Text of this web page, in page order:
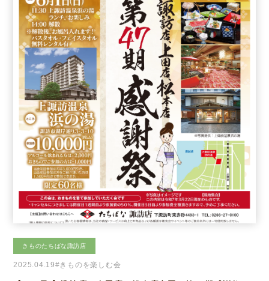
ニュース
ギャラリー
イベント
店舗一覧
コラム
動画コンテンツ
サービス
企業情報
ビジョン
沿革
サステナビリティ
プレスリリース
きものたちばな諏訪店
2025.04.19#きものを楽しむ会